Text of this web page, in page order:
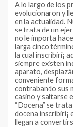
A lo largo de los
evolucionaron y
en la actualidad.
se trata de un
no le importa
larga cinco
la cual inscribirí¡
siempre existen
aparato,
conveniente
contrabando sus
casino y saltarse
“Docena” se
docena inscribirí¡
llegan a